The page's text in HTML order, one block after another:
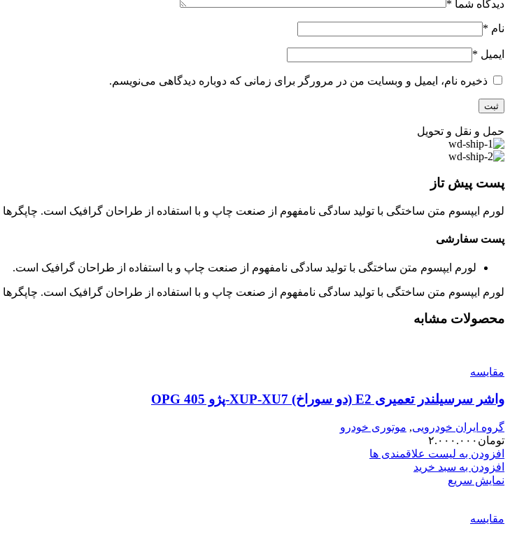
دیدگاه شما *
نام *
ایمیل *
ذخیره نام، ایمیل و وبسایت من در مرورگر برای زمانی که دوباره دیدگاهی می‌نویسم.
حمل و نقل و تحویل
پست پیش تاز
لورم ایپسوم متن ساختگی با تولید سادگی نامفهوم از صنعت چاپ و با استفاده از طراحان گرافیک است.
پست سفارشی
لورم ایپسوم متن ساختگی با تولید سادگی نامفهوم از صنعت چاپ و با استفاده از طراحان گرافیک است.
لورم ایپسوم متن ساختگی با تولید سادگی نامفهوم از صنعت چاپ و با استفاده از طراحان گرافیک است.
محصولات مشابه
مقایسه
واشر سرسیلندر تعمیری E2 (دو سوراخ) XUP-XU7-پژو 405 OPG
گروه ایران خودرویی, موتوری خودرو
تومان ۲.۰۰۰.۰۰۰
افزودن به لیست علاقمندی ها
افزودن به سبد خرید
نمایش سریع
مقایسه